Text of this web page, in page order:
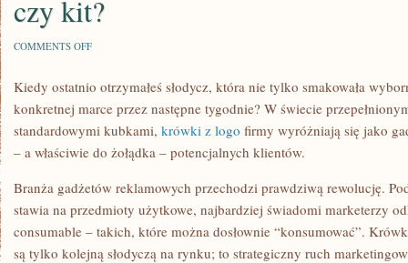
czy kit?
COMMENTS OFFON
LOGO
–
MODNY
PYSZNY
CZY
KIT?
Kiedy ostatnio otrzymałeś słodycz, która nie tylko smakowała
konkretnej marce przez następne tygodnie? W świecie
standardowymi kubkami, krówki z logo firmy wyróżniają się jako
– a właściwie do żołądka – potencjalnych klientów.
Branża gadżetów reklamowych przechodzi prawdziwą rewolucję.
stawia na przedmioty użytkowe, najbardziej świadomi marketerzy
consumable – takich, które można dosłownie “konsumować”.
są tylko kolejną słodyczą na rynku; to strategiczny ruch